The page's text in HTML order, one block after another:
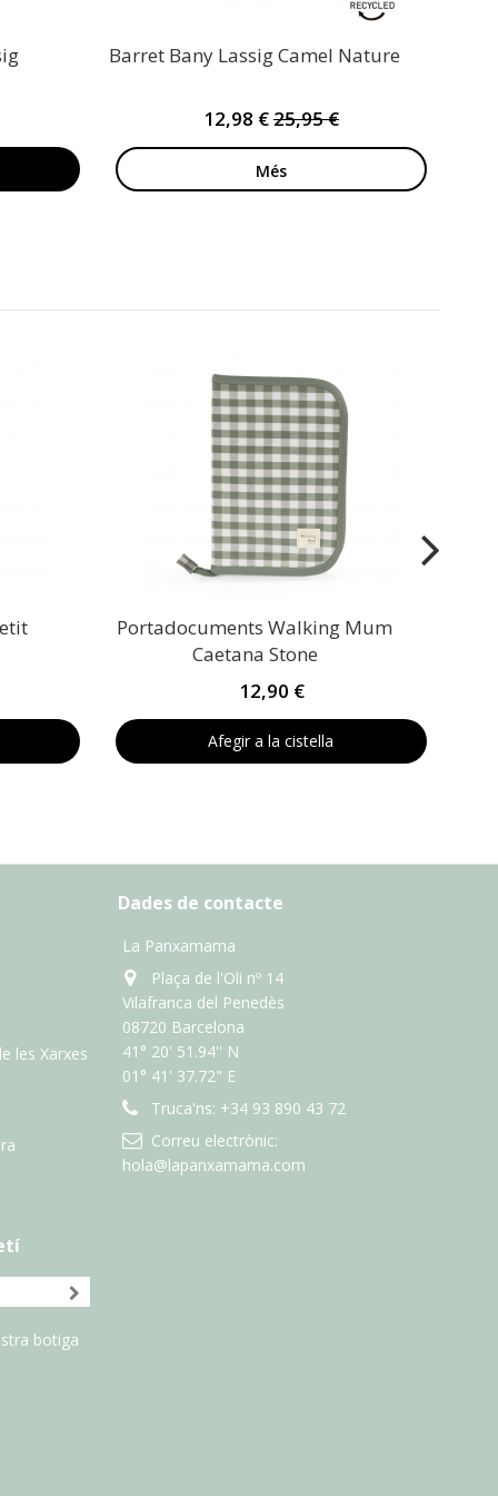
Barret Bany Lassig Camel Nature
12,98 €25,95 €
Més
Portadocuments Walking Mum
Caetana Stone
12,90 €
Afegir a la cistella
les Xarxes
Dades de contacte
La Panxamama
Plaça de l'Oli nº 14
Vilafranca del Penedès
08720 Barcelona
41° 20' 51.94'' N
01° 41' 37.72" E
Truca'ns: +34 93 890 43 72
Correu electrònic:
hola@lapanxamama.com
botiga